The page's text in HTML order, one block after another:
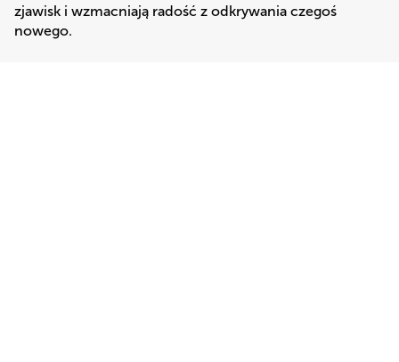
zjawisk i wzmacniają radość z odkrywania czegoś